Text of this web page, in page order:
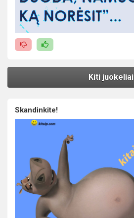
Kiti juokeliai
Skandinkite!